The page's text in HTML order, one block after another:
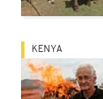
KENYA